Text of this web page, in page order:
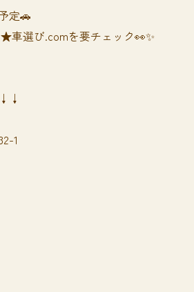
定🚗
選び.comを要チェック👀✨
1